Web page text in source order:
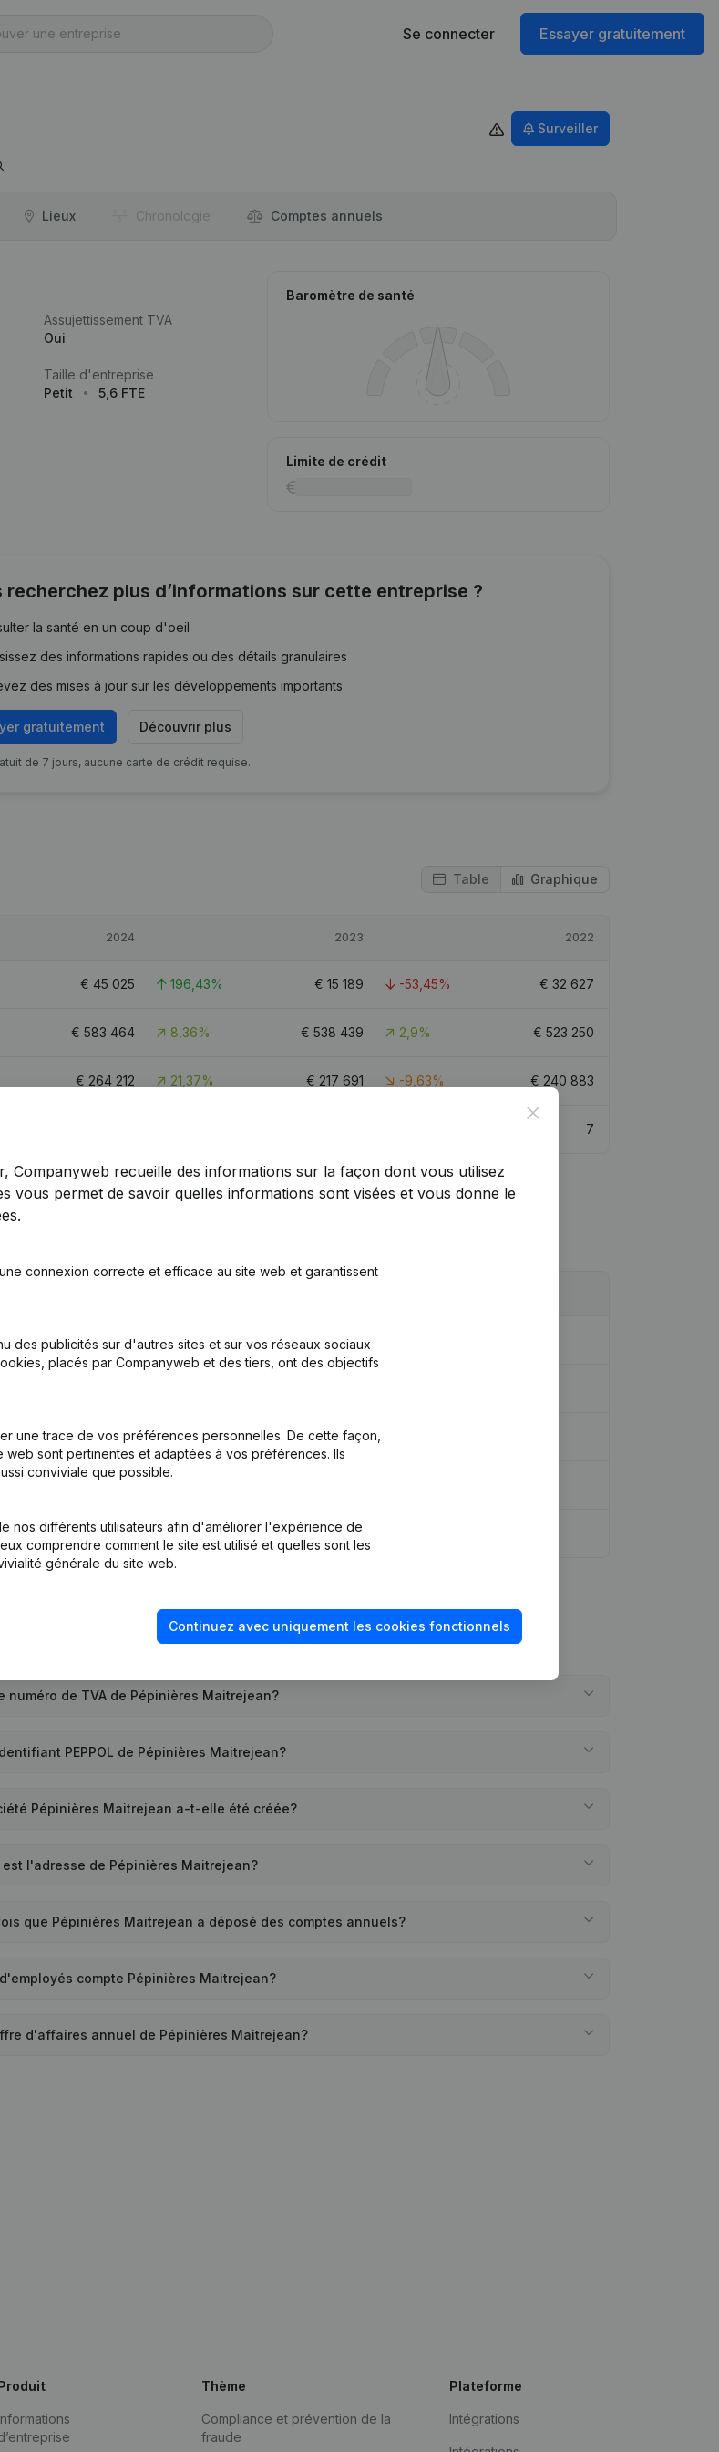
Se connecter Essayer gratuitement
Surveiller
Lieux Chronologie Comptes annuels
Assujettissement TVA
Oui
Taille d'entreprise
Petit
5,6 FTE
Baromètre de santé
Limite de crédit
recherchez plus d’informations sur cette entreprise ?
la santé en un coup d'oeil
des informations rapides ou des détails granulaires
des mises à jour sur les développements importants
gratuitement Découvrir plus
de 7 jours, aucune carte de crédit requise.
Table Graphique
2024 2023 2022
€ 45 025 196,43% € 15 189 -53,45% € 32 627
€ 583 464 8,36% € 538 439 2,9% € 523 250
€ 264 212 21,37% € 217 691 -9,63% € 240 883
7
Modifications, …) - Divers - Assemblée générale - Année comptable
numéro de TVA de Pépinières Maitrejean?
PEPPOL de Pépinières Maitrejean?
Pépinières Maitrejean a-t-elle été créée?
est l'adresse de Pépinières Maitrejean?
que Pépinières Maitrejean a déposé des comptes annuels?
compte Pépinières Maitrejean?
d'affaires annuel de Pépinières Maitrejean?
Close
Companyweb recueille des informations sur la façon dont vous utilisez
vous permet de savoir quelles informations sont visées et vous donne le
connexion correcte et efficace au site web et garantissent
des publicités sur d'autres sites et sur vos réseaux sociaux
placés par Companyweb et des tiers, ont des objectifs
une trace de vos préférences personnelles. De cette façon,
sont pertinentes et adaptées à vos préférences. Ils
conviviale que possible.
nos différents utilisateurs afin d'améliorer l'expérience de
comprendre comment le site est utilisé et quelles sont les
générale du site web.
Continuez avec uniquement les cookies fonctionnels
Thème
Compliance et prévention de la
fraude
Plateforme
Intégrations